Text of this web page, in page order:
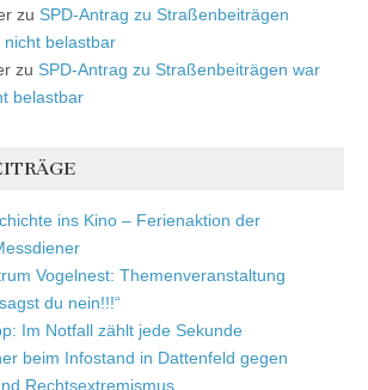
zu SPD-Antrag zu Straßenbeiträgen
belastbar
zu SPD-Antrag zu Straßenbeiträgen war
belastbar
ins Kino – Ferienaktion der
Vogelnest: Themenveranstaltung
du nein!!!“
Im Notfall zählt jede Sekunde
beim Infostand in Dattenfeld gegen
Rechtsextremismus